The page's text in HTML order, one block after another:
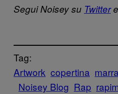
Segui Noisey su Twittere
Tag:
Artwork copertina
Noisey Blog Rap